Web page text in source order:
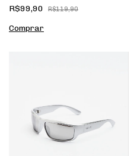
R$99,90
R$119,90